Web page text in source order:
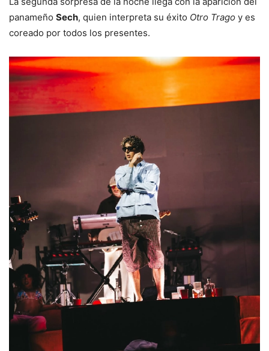
panameño Sech, quien interpreta su éxito Otro Trago y es
coreado por todos los presentes.